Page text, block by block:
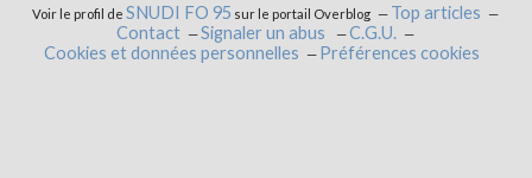
Voir le profil deSNUDI FO 95 sur le portail Overblog
Top articles
Contact
Signaler un abus
C.G.U.
Cookies et données personnelles
Préférences cookies